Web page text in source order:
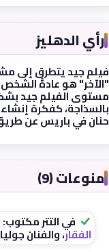
رأي الدهليز
فيلم جيد يتطرق إلى
"الآخر" هو عادةً الشخص
مستوى الفيلم جيد
بالسذاجة، كفكرة
حنان في باريس عن
منوعات (9)
في التتر مكتوب:
الفقار، والفنان